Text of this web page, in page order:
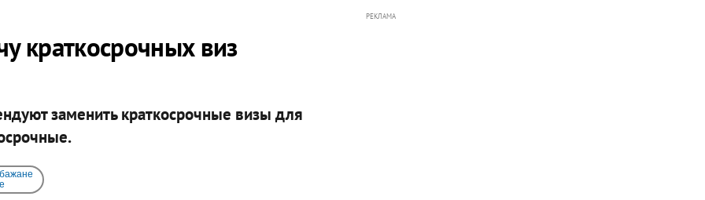
краткосрочных виз
заменить краткосрочные визы для
РЕКЛАМА